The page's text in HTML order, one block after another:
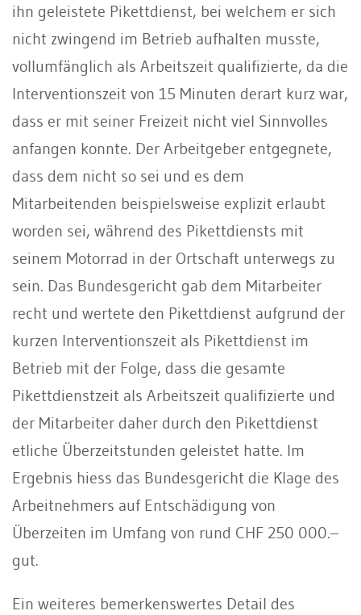
ihn geleistete Pikettdienst, bei welchem er sich
nicht zwingend im Betrieb aufhalten musste,
vollumfänglich als Arbeitszeit qualifizierte, da die
Interventionszeit von 15 Minuten derart kurz war,
dass er mit seiner Freizeit nicht viel Sinnvolles
anfangen konnte. Der Arbeitgeber entgegnete,
dass dem nicht so sei und es dem
Mitarbeitenden beispielsweise explizit erlaubt
worden sei, während des Pikettdiensts mit
seinem Motorrad in der Ortschaft unterwegs zu
sein. Das Bundesgericht gab dem Mitarbeiter
recht und wertete den Pikettdienst aufgrund der
kurzen Interventionszeit als Pikettdienst im
Betrieb mit der Folge, dass die gesamte
Pikettdienstzeit als Arbeitszeit qualifizierte und
der Mitarbeiter daher durch den Pikettdienst
etliche Überzeitstunden geleistet hatte. Im
Ergebnis hiess das Bundesgericht die Klage des
Arbeitnehmers auf Entschädigung von
Überzeiten im Umfang von rund CHF 250 000.–
gut.
Ein weiteres bemerkenswertes Detail des